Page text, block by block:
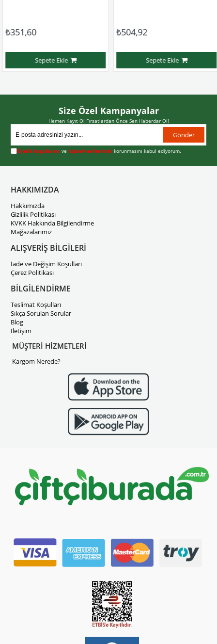
Sepete Ekle
₺504,92
Sepete Ekle
Size Özel Kampanyalar
Hemen Kayıt Ol Fırsatlardan Önce Sen Haberdar Ol!
Gönder
Üyelik koşullarını vekişisel verilerimin korunmasını kabul ediyorum.
HAKKIMIZDA
Hakkımızda
Gizlilik Politikası
KVKK Hakkında Bilgilendirme
Mağazalarımız
ALIŞVERİŞ BİLGİLERİ
İade ve Değişim Koşulları
Çerez Politikası
BİLGİLENDİRME
Teslimat Koşulları
Sıkça Sorulan Sorular
Blog
İletişim
MÜŞTERİ HİZMETLERİ
Kargom Nerede?